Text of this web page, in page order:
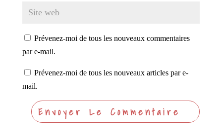
Prévenez-moi de tous les nouveaux commentaires
par e-mail.
Prévenez-moi de tous les nouveaux articles par e-
mail.